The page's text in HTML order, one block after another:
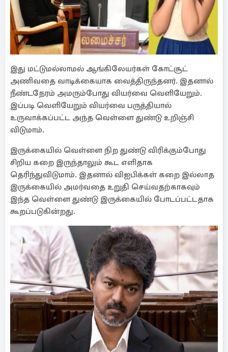
இது மட்டுமல்லாமல் ஆங்கிலேயர்கள் கோட்சூட்
அணிவதை வாடிக்கையாக வைத்திருந்தனர். இதனால்
நீண்டநேரம் அமரும்போது வியர்வை வெளியேறும்.
இப்படி வெளியேறும் வியர்வை பருத்தியால்
உருவாக்கப்பட்ட அந்த வெள்ளை துண்டு உறிஞ்சி
விடுமாம்.
இருக்கையில் வெள்ளை நிற துண்டு விரிக்கும்போது
சிறிய கறை இருந்தாலும் கூட எளிதாக
தெரிந்துவிடுமாம். இதனால் விஐபிக்கள் கறை இல்லாத
இருக்கையில் அமர்வதை உறுதி செய்வதற்காகவும்
இந்த வெள்ளை துண்டு இருக்கையில் போடப்பட்டதாக
கூறப்படுகின்றது.